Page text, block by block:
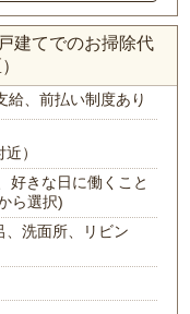
建てでのお掃除代
給、前払い制度あり
）
好きな日に働くこと
ら選択)
、洗面所、リビン